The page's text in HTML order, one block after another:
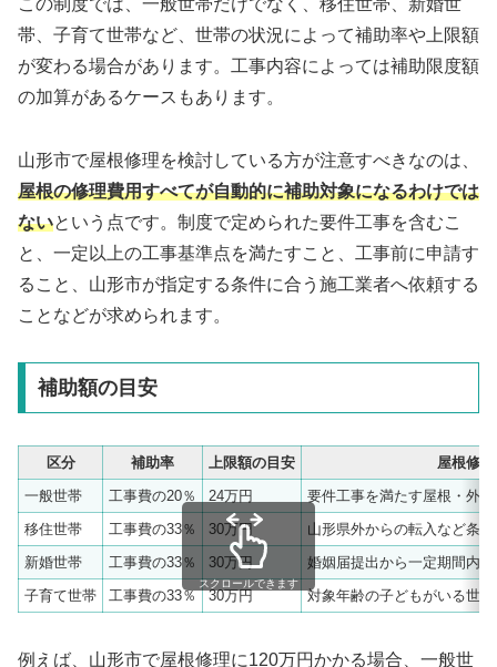
帯、子育て世帯など、世帯の状況によって補助率や上限額
が変わる場合があります。工事内容によっては補助限度額
の加算があるケースもあります。
山形市で屋根修理を検討している方が注意すべきなのは、
屋根の修理費用すべてが自動的に補助対象になるわけでは
ないという点です。制度で定められた要件工事を含むこ
と、一定以上の工事基準点を満たすこと、工事前に申請す
ること、山形市が指定する条件に合う施工業者へ依頼する
ことなどが求められます。
補助額の目安
区分 補助率 上限額の目安
屋根修
一般世帯
工事費の20％ 24万円
要件工事を満たす屋根・外
移住世帯
工事費の33％ 30万円
山形県外からの転入など条
新婚世帯
工事費の33％ 30万円
婚姻届提出から一定期間内
子育て世帯
工事費の33％ 30万円 対象年齢の子どもがいる世
スクロールできます
例えば、山形市で屋根修理に120万円かかる場合、一般世